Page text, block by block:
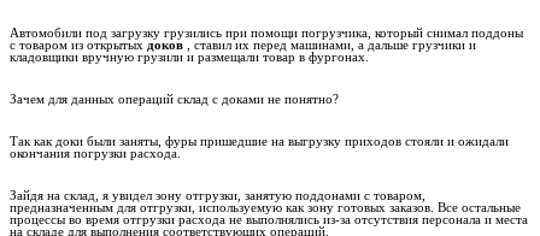
Автомобили под загрузку грузились при помощи погрузчика, который снимал поддоны
с товаром из открытых доков
, ставил их перед машинами, а дальше грузчики и
кладовщики вручную грузили и размещали товар в фургонах.
Зачем для данных операций склад с доками не понятно?
Так как доки были заняты, фуры пришедшие на выгрузку приходов стояли и ожидали
окончания погрузки расхода.
Зайдя на склад, я увидел зону отгрузки, занятую поддонами с товаром,
предназначенным для отгрузки, используемую как зону готовых заказов. Все остальные
процессы во время отгрузки расхода не выполнялись из-за отсутствия персонала и места
на складе для выполнения соответствующих операций.